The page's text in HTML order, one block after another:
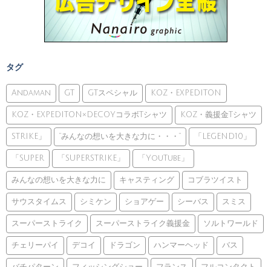
タグ
Andaman GT GTスペシャル KOZ・EXPEDITON
KOZ・EXPEDITON×DECOYコラボTシャツ KOZ・義援金Tシャツ
STRIKE」 ”みんなの想いを大きな力に・・・” 「LEGEND10」
「SUPER 「SUPERSTRIKE」 「YouTube」
みんなの想いを大きな力に キャスティング コブラツイスト
サウスタイムス シミケン ショアゲー シーバス スミス
スーパーストライク スーパーストライク義援金 ソルトワールド
チェリーパイ デコイ ドラゴン ハンマーヘッド バス